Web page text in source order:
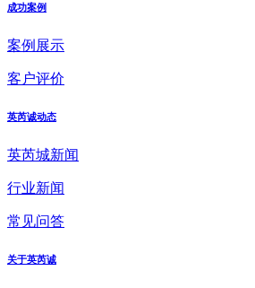
成功案例
案例展示
客户评价
英芮诚动态
英芮城新闻
行业新闻
常见问答
关于英芮诚